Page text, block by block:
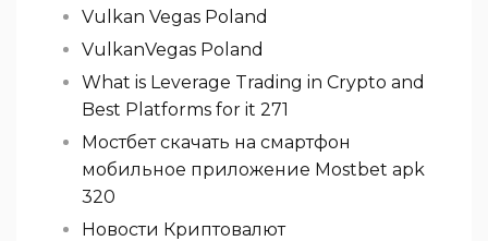
Vulkan Vegas Poland
VulkanVegas Poland
What is Leverage Trading in Crypto and
Best Platforms for it 271
Мостбет скачать на смартфон
мобильное приложение Mostbet apk
320
Новости Криптовалют